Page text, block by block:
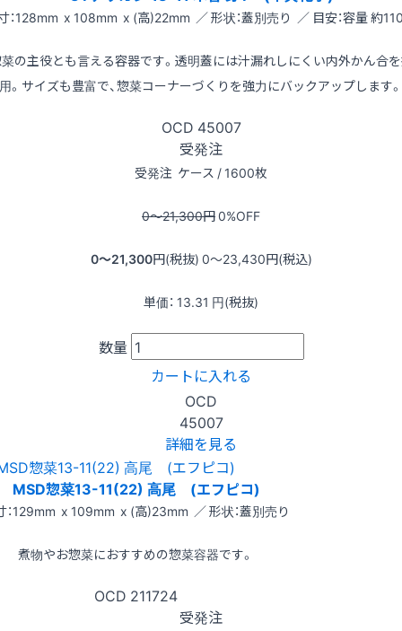
：128mm x 108mm x (高)22mm ／ 形状：蓋別売り ／ 目安：容量 約
の主役とも言える容器です。透明蓋には汁漏れしにくい内外かん合
用。サイズも豊富で、惣菜コーナーづくりを強力にバックアップします。
OCD 45007
受発注
受発注 ケース / 1600枚
0〜21,300円0%OFF
0〜21,300円(税抜) 0〜23,430円(税込)
単価： 13.31 円(税抜)
数量
カートに入れる
OCD
45007
詳細を見る
MSD惣菜13-11(22) 高尾 (エフピコ)
：129mm x 109mm x (高)23mm ／ 形状：蓋別売り
煮物やお惣菜におすすめの惣菜容器です。
OCD 211724
受発注